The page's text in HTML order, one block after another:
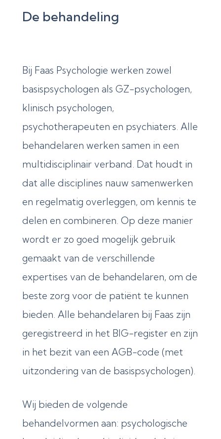
De behandeling
Bij Faas Psychologie werken zowel
basispsychologen als GZ-psychologen,
klinisch psychologen,
psychotherapeuten en psychiaters. Alle
behandelaren werken samen in een
multidisciplinair verband. Dat houdt in
dat alle disciplines nauw samenwerken
en regelmatig overleggen, om kennis te
delen en combineren. Op deze manier
wordt er zo goed mogelijk gebruik
gemaakt van de verschillende
expertises van de behandelaren, om de
beste zorg voor de patiënt te kunnen
bieden. Alle behandelaren bij Faas zijn
geregistreerd in het BIG-register en zijn
in het bezit van een AGB-code (met
uitzondering van de basispsychologen).
Wij bieden de volgende
behandelvormen aan: psychologische